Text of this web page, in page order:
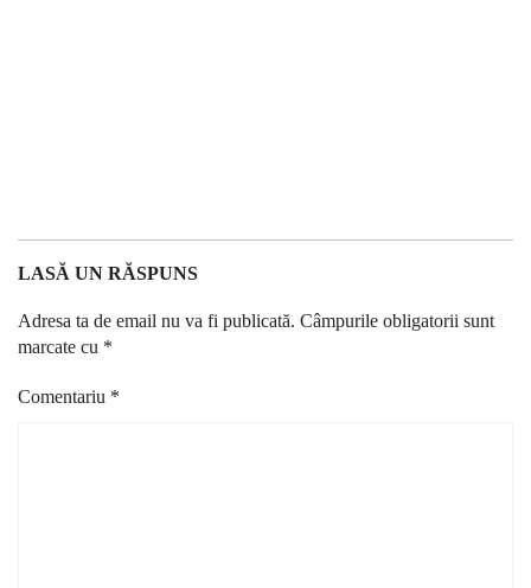
LASĂ UN RĂSPUNS
Adresa ta de email nu va fi publicată. Câmpurile obligatorii sunt
marcate cu *
Comentariu *